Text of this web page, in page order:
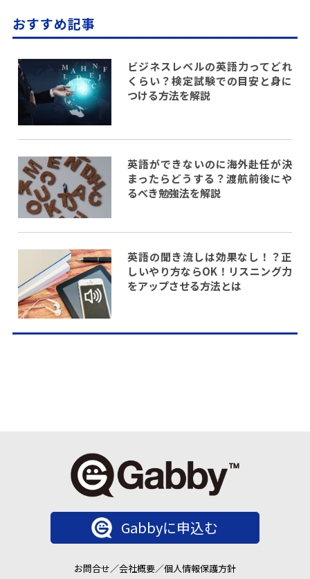
おすすめ記事
ビジネスレベルの英語力ってどれ
くらい？検定試験での目安と身に
つける方法を解説
英語ができないのに海外赴任が決
まったらどうする？渡航前後にや
るべき勉強法を解説
英語の聞き流しは効果なし！？正
しいやり方ならOK！リスニング力
をアップさせる方法とは
Gabbyに申込む
お問合せ／会社概要／個人情報保護方針